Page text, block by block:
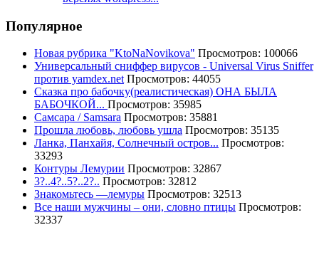
Популярное
Новая рубрика "KtoNaNovikova" Просмотров: 100066
Универсальный сниффер вирусов - Universal Virus Sniffer
против yamdex.net Просмотров: 44055
Сказка про бабочку(реалистическая) ОНА БЫЛА
БАБОЧКОЙ... Просмотров: 35985
Самсара / Samsara Просмотров: 35881
Прошла любовь, любовь ушла Просмотров: 35135
Ланка, Панхайя, Солнечный остров... Просмотров:
33293
Контуры Лемурии Просмотров: 32867
3?..4?..5?..2?.. Просмотров: 32812
Знакомьтесь —лемуры Просмотров: 32513
Все наши мужчины – они, словно птицы Просмотров:
32337